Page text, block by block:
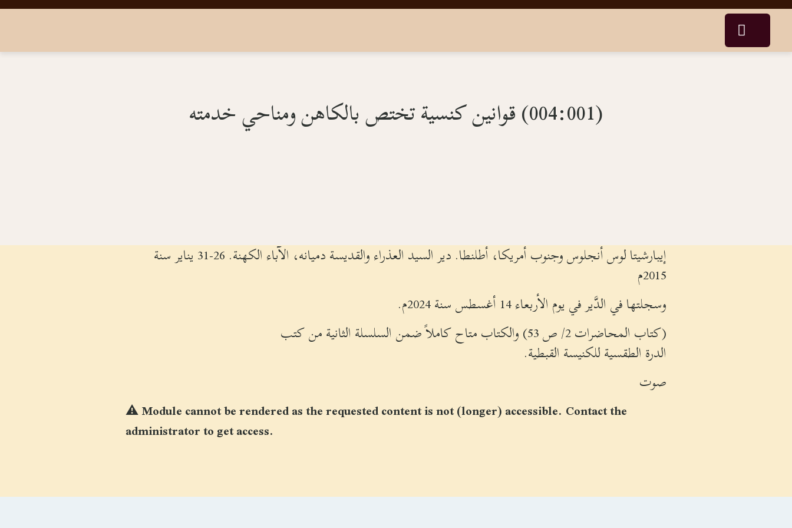
(004:001) قوانين كنسية تختص بالكاهن ومناحي خدمته
إيبارشيتا لوس أنجلوس وجنوب أمريكا، أطلنطا. دير السيد العذراء والقديسة دميانه، الآباء الكهنة. 26-31 يناير سنة
2015م
وسجلتها في الدَّير في يوم الأربعاء 14 أغسطس سنة 2024م.
(كتاب المحاضرات 2/ ص 53) والكتاب متاح كاملاً ضمن السلسلة الثانية من كتب
الدرة الطقسية للكنيسة القبطية.
صوت
⚠Module cannot be rendered as the requested content is not (longer) accessible. Contact the
administrator to get access.